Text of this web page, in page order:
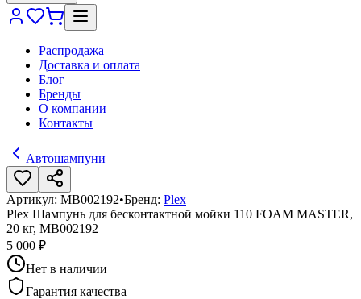
Распродажа
Доставка и оплата
Блог
Бренды
О компании
Контакты
Автошампуни
Артикул: МВ002192•Бренд: Plex
Plex Шампунь для бесконтактной мойки 110 FOAM MASTER,
20 кг, МВ002192
5 000 ₽
Нет в наличии
Гарантия качества